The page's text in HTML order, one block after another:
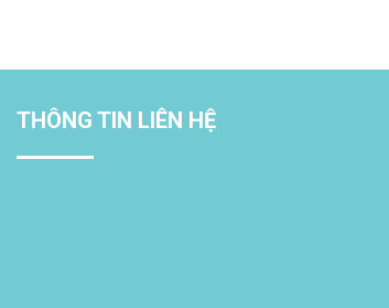
THÔNG TIN LIÊN HỆ